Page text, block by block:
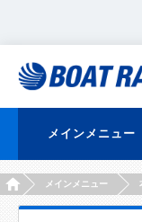
メインメニュー
HOMEメインメニュー